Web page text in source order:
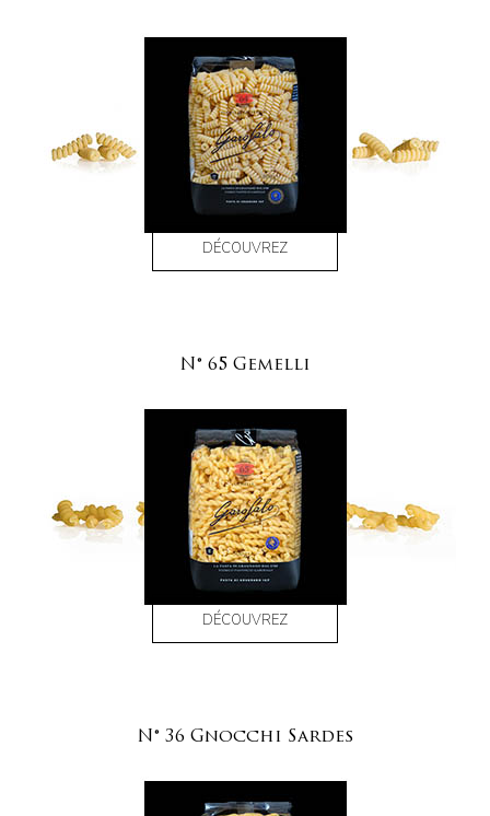
DÉCOUVREZ
N° 65 Gemelli
DÉCOUVREZ
N° 36 Gnocchi Sardes